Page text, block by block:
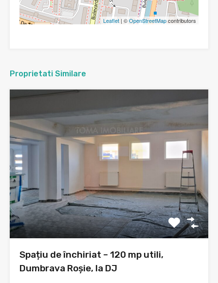
Leaflet | ©OpenStreetMapcontributors
Proprietati Similare
Spațiu de închiriat – 120 mp utili,
Dumbrava Roșie, la DJ